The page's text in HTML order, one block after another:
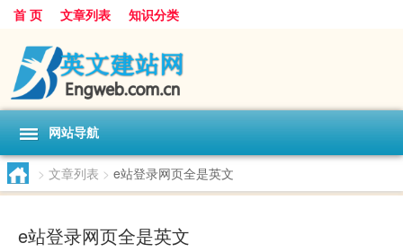
首 页 文章列表 知识分类
网站导航
> 文章列表 > e站登录网页全是英文
e站登录网页全是英文